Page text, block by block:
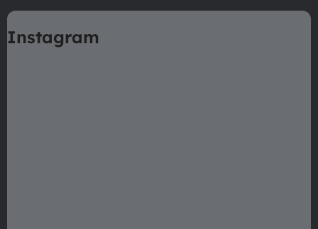
á
pInstagram